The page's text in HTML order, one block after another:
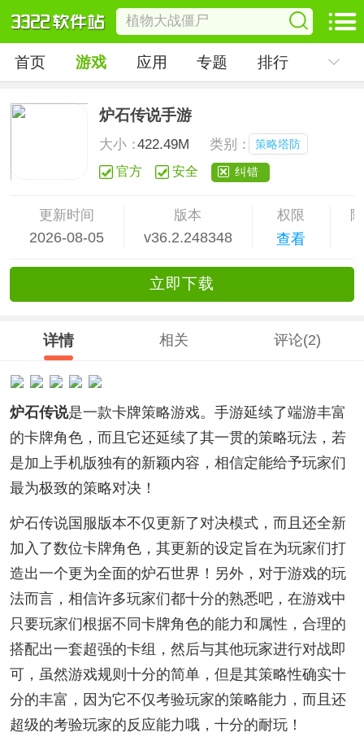
首页 游戏 应用 专题 排行
炉石传说手游
大小：422.49M 类别： 策略塔防
官方 安全 纠错
更新时间
2026-08-05
版本
v36.2.248348
权限
查看
立即下载
详情 相关 评论(2)
炉石传说是一款卡牌策略游戏。手游延续了端游丰富
的卡牌角色，而且它还延续了其一贯的策略玩法，若
是加上手机版独有的新颖内容，相信定能给予玩家们
最为极致的策略对决！
炉石传说国服版本不仅更新了对决模式，而且还全新
加入了数位卡牌角色，其更新的设定旨在为玩家们打
造出一个更为全面的炉石世界！另外，对于游戏的玩
法而言，相信许多玩家们都十分的熟悉吧，在游戏中
只要玩家们根据不同卡牌角色的能力和属性，合理的
搭配出一套超强的卡组，然后与其他玩家进行对战即
可，虽然游戏规则十分的简单，但是其策略性确实十
分的丰富，因为它不仅考验玩家的策略能力，而且还
超级的考验玩家的反应能力哦，十分的耐玩！